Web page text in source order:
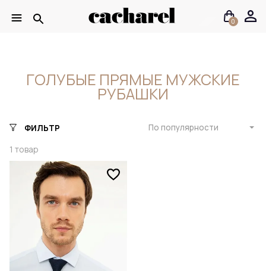
0
ГОЛУБЫЕ ПРЯМЫЕ МУЖСКИЕ
РУБАШКИ
ФИЛЬТР
1 товар
По популярности